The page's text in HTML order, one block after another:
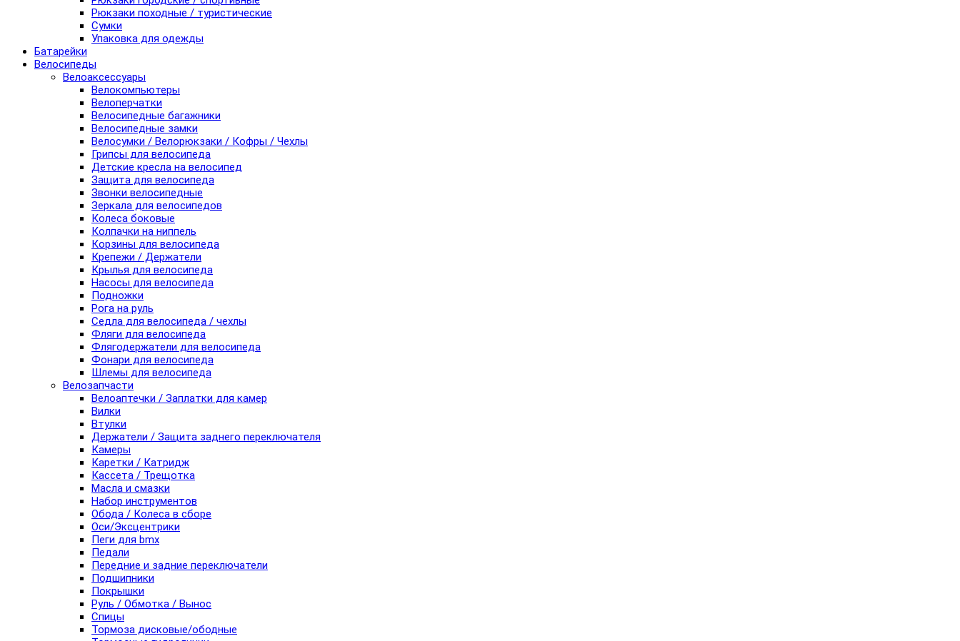
Рюкзаки походные / туристические
Сумки
Упаковка для одежды
Батарейки
Велосипеды
Велоаксессуары
Велокомпьютеры
Велоперчатки
Велосипедные багажники
Велосипедные замки
Велосумки / Велорюкзаки / Кофры / Чехлы
Грипсы для велосипеда
Детские кресла на велосипед
Защита для велосипеда
Звонки велосипедные
Зеркала для велосипедов
Колеса боковые
Колпачки на ниппель
Корзины для велосипеда
Крепежи / Держатели
Крылья для велосипеда
Насосы для велосипеда
Подножки
Рога на руль
Седла для велосипеда / чехлы
Фляги для велосипеда
Флягодержатели для велосипеда
Фонари для велосипеда
Шлемы для велосипеда
Велозапчасти
Велоаптечки / Заплатки для камер
Вилки
Втулки
Держатели / Защита заднего переключателя
Камеры
Каретки / Катридж
Кассета / Трещотка
Масла и смазки
Набор инструментов
Обода / Колеса в сборе
Оси/Эксцентрики
Пеги для bmx
Педали
Передние и задние переключатели
Подшипники
Покрышки
Руль / Обмотка / Вынос
Спицы
Тормоза дисковые/ободные